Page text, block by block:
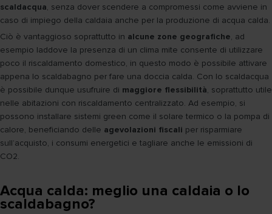
scaldacqua, senza dover scendere a compromessi come avviene in
caso di impiego della caldaia anche per la produzione di acqua calda.
Ciò è vantaggioso soprattutto in alcune zone geografiche, ad
esempio laddove la presenza di un clima mite consente di utilizzare
poco il riscaldamento domestico, in questo modo è possibile attivare
appena lo scaldabagno per fare una doccia calda. Con lo scaldacqua
è possibile dunque usufruire di maggiore flessibilità, soprattutto utile
nelle abitazioni con riscaldamento centralizzato. Ad esempio, si
possono installare sistemi green come il solare termico o la pompa di
calore, beneficiando delle agevolazioni fiscali per risparmiare
sull’acquisto, i consumi energetici e tagliare anche le emissioni di
CO2.
Acqua calda: meglio una caldaia o lo
scaldabagno?